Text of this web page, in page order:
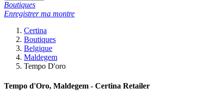
Boutiques
Enregistrer ma montre
Certina
Boutiques
Belgique
Maldegem
Tempo D'oro
Tempo d'Oro, Maldegem - Certina Retailer